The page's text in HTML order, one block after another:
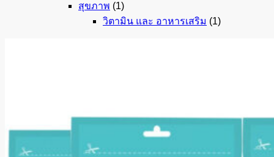
สุขภาพ (1)
วิตามิน และ อาหารเสริม (1)